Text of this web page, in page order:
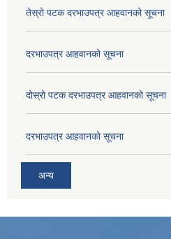
तेस्रो पटक दरभाउपत्र आहवानको सूचना
दरभाउपत्र आहवानको सूचना
दोस्रो पटक दरभाउपत्र आहवानको सूचना
दरभाउपत्र आहवानको सूचना
अन्य